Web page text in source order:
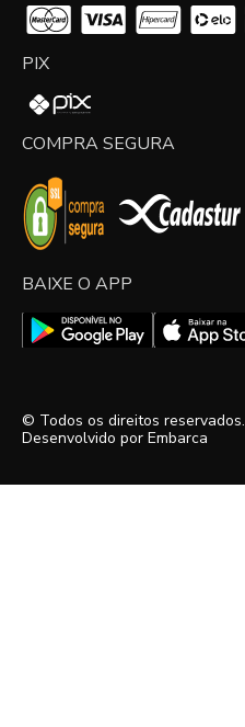
PIX
COMPRA SEGURA
BAIXE O APP
© Todos os direitos reservados.
Desenvolvido por Embarca